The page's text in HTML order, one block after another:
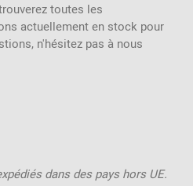
toutes les
actuellement en stock pour
n'hésitez pas à nous
dans des pays hors UE.